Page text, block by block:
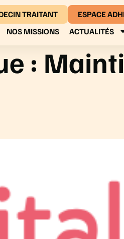
TRAITANT
ESPACE
NOS MISSIONS ACTUALITÉS
: